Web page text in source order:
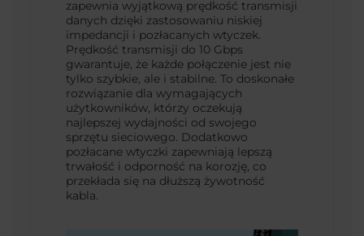
zapewnia wyjątkową prędkość transmisji
danych dzięki zastosowaniu niskiej
impedancji i pozłacanych wtyczek.
Prędkość transmisji do 10 Gbps
gwarantuje, że każde połączenie jest nie
tylko szybkie, ale i stabilne. To doskonałe
rozwiązanie dla wymagających
użytkowników, którzy oczekują
najlepszej wydajności od swojego
sprzętu sieciowego. Dodatkowo
pozłacane wtyczki zapewniają lepszą
trwałość i odporność na korozję, co
przekłada się na dłuższą żywotność
kabla.